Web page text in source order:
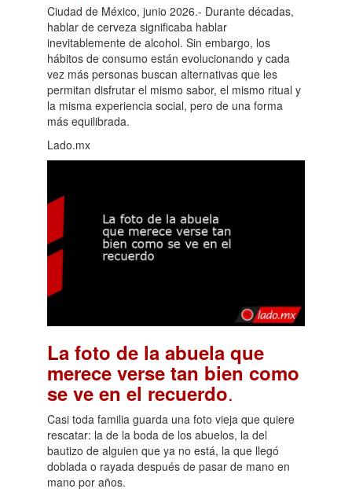
Ciudad de México, junio 2026.- Durante décadas,
hablar de cerveza significaba hablar
inevitablemente de alcohol. Sin embargo, los
hábitos de consumo están evolucionando y cada
vez más personas buscan alternativas que les
permitan disfrutar el mismo sabor, el mismo ritual y
la misma experiencia social, pero de una forma
más equilibrada.
Lado.mx
La foto de la abuela que
merece verse tan bien como
se ve en el recuerdo.
Casi toda familia guarda una foto vieja que quiere
rescatar: la de la boda de los abuelos, la del
bautizo de alguien que ya no está, la que llegó
doblada o rayada después de pasar de mano en
mano por años.